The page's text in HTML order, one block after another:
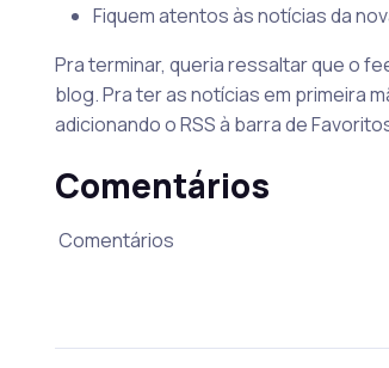
Fiquem atentos às notícias da
Pra terminar, queria ressaltar que o
blog. Pra ter as notícias em primeira
adicionando o RSS à barra de
Comentários
Comentários